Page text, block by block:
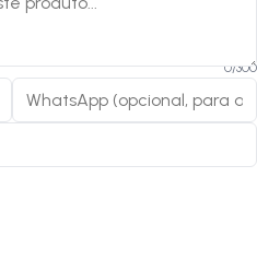
0/300